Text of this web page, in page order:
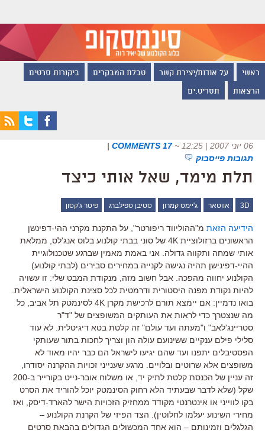
ראשי על אודות/יצירת קשר טבלת המבקרים ביקורות סרטים
הרצאות תסריט.ים
06 יוני 2007 | 12:25 ~
17 COMMENTS
|
תגובות פייסבוק
תלת מימד, שאל אותי כיצד
3D אווטאר ג'יימס קמרון סטיבן ספילברג פיטר ג'קסון
הידיעה הזאת מ"ההוליווד ריפורטר", על התקנת מקרני ההי-דפינשן
הראשונים ברזולוציית 4K של סוני בבתי קולנוע בלוס אנג'לס, ממלאת
אותי שמחה ותקווה גדולה. אני באמת מאמין שברגע שטכנולוגיית
ההיי-דפינישן תהיה נגישה לקנייה במחירים סבירים (לבתי קולנוע)
הקולנוע יחווה מהפכה. אבל חשוב מזה, מנקודת המבט שלי: זו עשויה
להיות נקודת מפנה היסטורית ודרמטית לכל סצינת הקולנוע הישראלית.
בואו נדמיין: אם יימצא תורם לרכישת מקרן 4K לסינמטק תל אביב, כל
מה שנצטרך כדי לראות את העותקים המשופצים של "ד"ר
סטריינג'לאב" ו"מעתה ועד עולם" זה קלטת בטא דיגיטלית. לא עוד
סלילי פילם ענקיים ששינועם עולה הון וצריך לחכות בתור שעותקי
הפסטיבלים יתפנו ועד שהם יגיעו לישראל הם כבר יהיו מאוד לא
משופצים אלא שרוטים ובלויים. מרגע שענייני זכויות ההקרנה יסודרו,
זה עניין של הכנסת קלטת לתיק יד, או משלוח אובר-נייט בקורייר ב-200
שקל (שלא לדבר שבעתיד הלא רחוק הסינמטק יוכל להוריד את הסרט
בקו לווייני או אינטרנטי מקודד ממחזיק הזכויות הישר להארד-דיסק, ואז
מחירי השינוע יעלמו לחלוטין). הצד הפיזי של הקרנת הקולנוע –
הגלגלים וזמינותם – הוא אחד המכשולים הגדולים בהבאת סרטים